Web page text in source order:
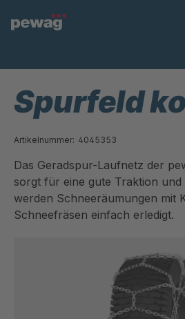
Spurfeld
Artikelnummer: 4045353
Das Geradspur-Laufnetz der
sorgt für eine gute Traktion
werden Schneeräumungen mit
Schneefräsen einfach erledigt.